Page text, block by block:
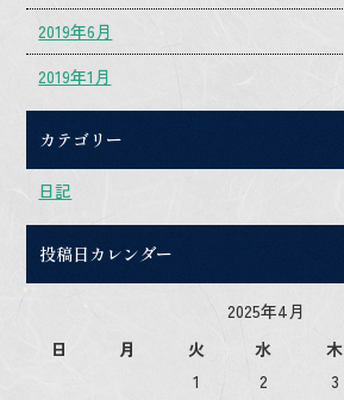
2019年6月
2019年1月
カテゴリー
日記
投稿日カレンダー
2025年4月
日
月 火 水 木
1
2 3